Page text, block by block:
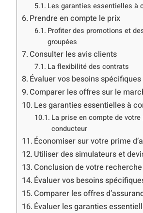
Les garanties essentielles à
Prendre en compte le prix
Profiter des promotions et
groupées
Consulter les avis clients
La flexibilité des contrats
Évaluer vos besoins spécifiques
Comparer les offres sur le
Les garanties essentielles à
La prise en compte de votre
conducteur
Économiser sur votre prime
Utiliser des simulateurs et
Conclusion de votre recherche
Évaluer vos besoins
Comparer les offres
Évaluer les garanties